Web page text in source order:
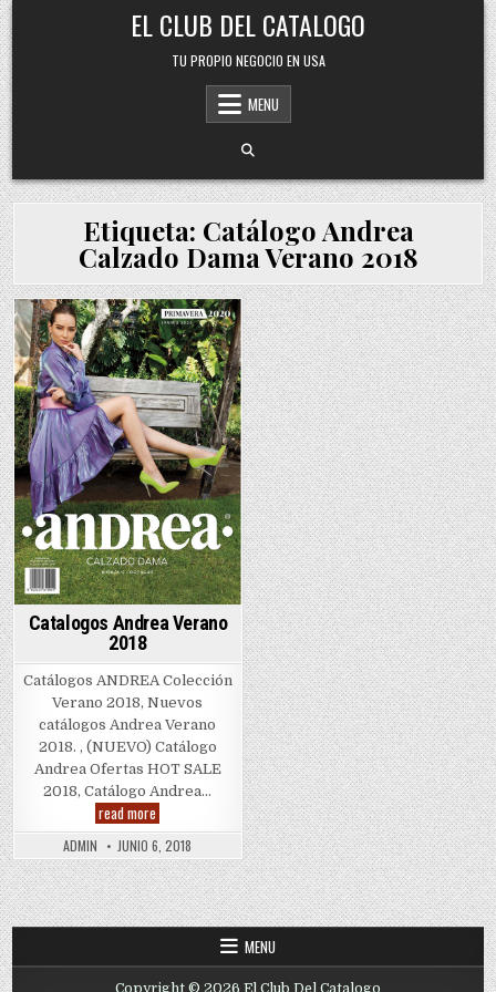
Skip
to
content
EL CLUB DEL CATALOGO
TU PROPIO NEGOCIO EN USA
MENU
Etiqueta: Catálogo Andrea
Calzado Dama Verano 2018
Posted
in
Catalogos Andrea Verano
2018
Catálogos ANDREA Colección
Verano 2018, Nuevos
catálogos Andrea Verano
2018. , (NUEVO) Catálogo
Andrea Ofertas HOT SALE
2018, Catálogo Andrea…
read more
Andrea
Verano
2018
ADMIN JUNIO 6, 2018
MENU
Copyright © 2026 El Club Del Catalogo